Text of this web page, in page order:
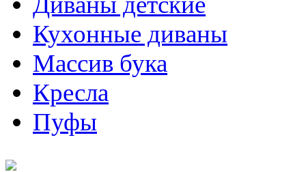
Кухонные диваны
Массив бука
Кресла
Пуфы